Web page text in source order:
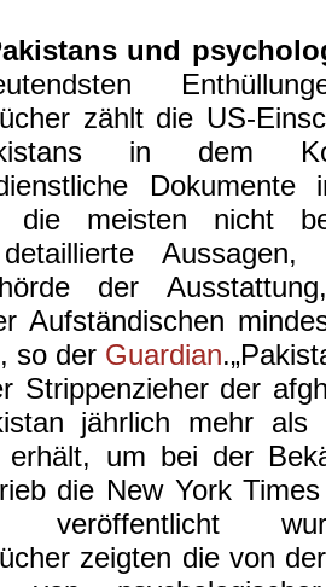
und
zählt die US-
in dem
die meisten nicht
der
Aufständischen
so der Guardian
Strippenzieher der
jährlich mehr
erhält, um bei der
die New York
veröffentlicht
zeigten die von